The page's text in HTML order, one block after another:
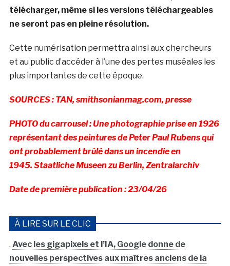
télécharger, même si les versions téléchargeables
ne seront pas en pleine résolution.
Cette numérisation permettra ainsi aux chercheurs
et au public d’accéder à l’une des pertes muséales les
plus importantes de cette époque.
SOURCES : TAN, smithsonianmag.com, presse
PHOTO du carrousel : Une photographie prise en 1926
représentant des peintures de Peter Paul Rubens qui
ont probablement brûlé dans un incendie en
1945. Staatliche Museen zu Berlin, Zentralarchiv
Date de première publication : 23/04/26
À LIRE SUR LE CLIC
. Avec les gigapixels et l’IA, Google donne de
nouvelles perspectives aux maîtres anciens de la